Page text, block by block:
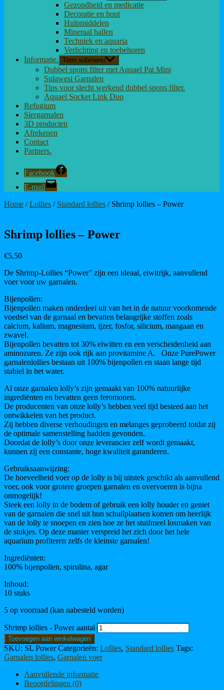
Gezondheid en medicatie
Decoratie en hout
Hulpmiddelen
Mineraal ballen
Techniek en aquaria
Verlichting en toebehoren
Informatie. Toon submenu
Dubbel spons filter met Aquael Pat Mini
Sulawesi Garnalen
Tips voor slecht werkend dubbel spons filter.
Aquael Socket Link Duo
Refugium
Siergarnalen
3D producten
Afrekenen
Contact
Partners.
Facebook
E-mail
Home /Lollies / Standard lollies / Shrimp lollies – Power
Shrimp lollies – Power
€5,50
De Shrimp-Lollies “Power” zijn een ideaal, eiwitrijk, aanvullend
voer voor uw garnalen.
Bijenpollen:
Bijenpollen maken onderdeel uit van het in de natuur voorkomende
voedsel van de garnaal en bevatten belangrijke stoffen zoals
calcium, kalium, magnesium, ijzer, fosfor, silicium, mangaan en
zwavel.
Bijenpollen bevatten tot 30% eiwitten en een verscheidenheid aan
aminozuren. Ze zijn ook rijk aan provitamine A. Onze PurePower
garnalenlollies bestaan ​​uit 100% bijenpollen en staan ​​lange tijd
stabiel in het water.
Al onze garnalen lolly’s zijn gemaakt van 100% natuurlijke
ingrediënten en bevatten geen feromonen.
De producenten van onze lolly’s hebben veel tijd besteed aan het
ontwikkelen van het product.
Zij hebben diverse verhoudingen en melanges geprobeerd totdat zij
de optimale samenstelling hadden gevonden.
Doordat de lolly’s door onze leverancier zelf wordt gemaakt,
kunnen zij een constante, hoge kwaliteit garanderen.
Gebruiksaanwijzing:
De hoeveelheid voer op de lolly is bij uitstek geschikt als aanvullend
voer, ook voor grotere groepen garnalen en overvoeren is bijna
onmogelijk!
Steek een lolly in de bodem of gebruik een lolly houder en geniet
van de garnalen die snel uit hun schuilplaatsen komen om heerlijk
van de lolly te snoepen en zien hoe ze het stuifmeel losmaken van
de stokjes. Op deze manier verspreid het zich door het hele
aquarium profiteren zelfs de kleinste garnalen!
Ingrediënten:
100% bijenpollen, spirulina, agar
Inhoud:
10 stuks
5 op voorraad (kan nabesteld worden)
Shrimp lollies - Power aantal
Toevoegen aan winkelwagen
SKU: SL Power Categorieën: Lollies, Standard lollies Tags:
Garnalen lollies, Garnalen voer
Aanvullende informatie
Beoordelingen (0)